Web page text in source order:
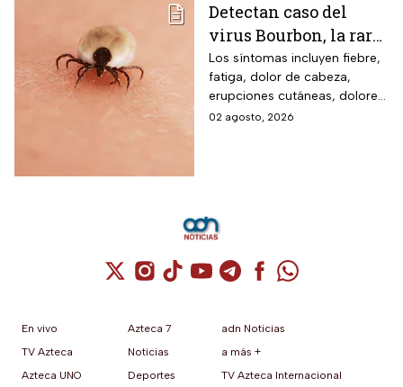
Detectan caso del
virus Bourbon, la rara
enfermedad
transmitida por
garrapatas que no
tiene cura ni vacuna
Los síntomas incluyen fiebre,
fatiga, dolor de cabeza,
erupciones cutáneas, dolores
musculares, náuseas y
02 agosto, 2026
Cuenta de X / Twitter (se abre en una
Cuenta de Instagram (se abre en una
Cuenta de TikTok (se abre en
Cuenta de YouTube (se abre
Cuenta de Telegram (se
Cuenta de
Cuenta de
En vivo
TV Azteca
Azteca UNO
Azteca 7
Noticias
Deportes
adn Noticias
a más +
TV Azteca Internacional